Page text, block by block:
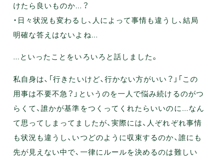
けたら良いものか…？
・日々状況も変わるし、人によって事情も違うし、結局
明確な答えはないよね…
…といったことをいろいろと話しました。
私自身は、「行きたいけど、行かない方がいい？」「この
用事は不要不急？」というのを一人で悩み続けるのがつ
らくて、誰かが基準をつくってくれたらいいのに…なん
て思ってしまってましたが、実際には、人ぞれぞれ事情
も状況も違うし、いつどのように収束するのか、誰にも
先が見えない中で、一律にルールを決めるのは難しい